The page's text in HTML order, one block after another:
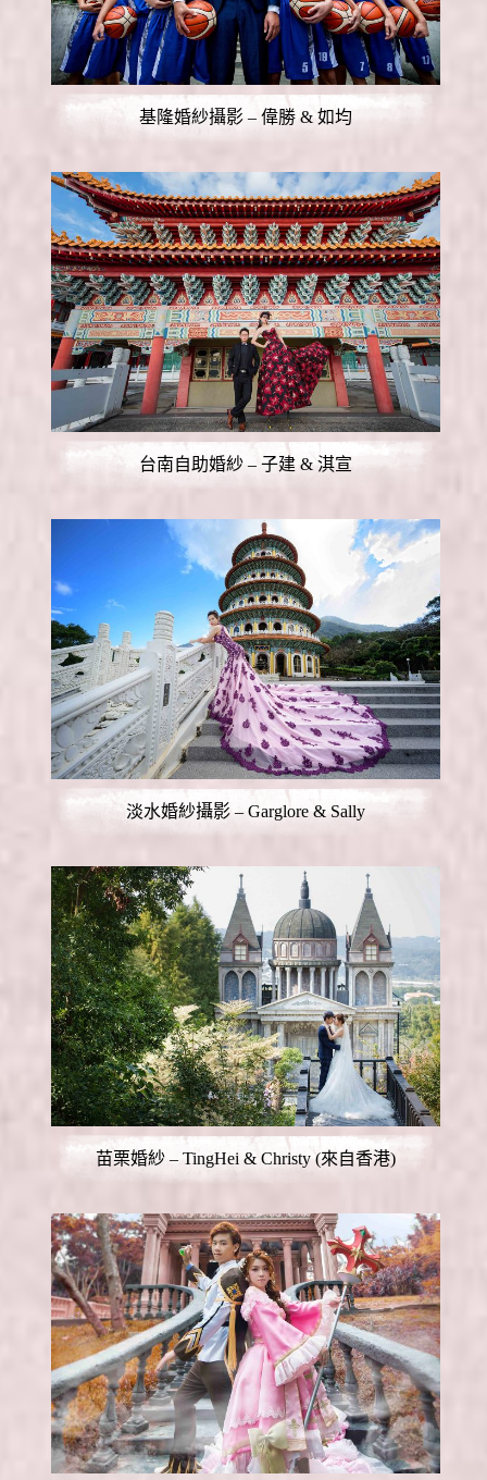
基隆婚紗攝影 – 偉勝 & 如均
台南自助婚紗 – 子建 & 淇宣
淡水婚紗攝影 – Garglore & Sally
苗栗婚紗 – TingHei & Christy (來自香港)